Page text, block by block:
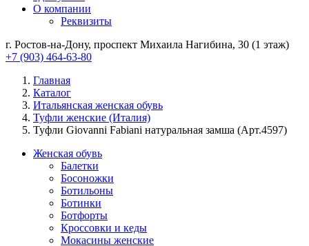
О компании
Реквизиты
г. Ростов-на-Дону, проспект Михаила Нагибина, 30 (1 этаж)
+7 (903) 464-63-80
Главная
Каталог
Итальянская женская обувь
Туфли женские (Италия)
Туфли Giovanni Fabiani натуральная замша (Арт.4597)
Женская обувь
Балетки
Босоножки
Ботильоны
Ботинки
Ботфорты
Кроссовки и кеды
Мокасины женские